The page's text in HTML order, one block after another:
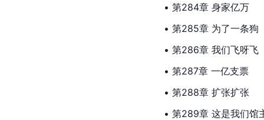
• 第284章 身家亿万
• 第285章 为了一条狗
• 第286章 我们飞呀飞
• 第287章 一亿支票
• 第288章 扩张扩张
• 第289章 这是我们馆